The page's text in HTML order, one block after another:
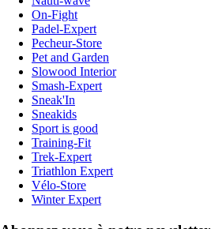
On-Fight
Padel-Expert
Pecheur-Store
Pet and Garden
Slowood Interior
Smash-Expert
Sneak'In
Sneakids
Sport is good
Training-Fit
Trek-Expert
Triathlon Expert
Vélo-Store
Winter Expert